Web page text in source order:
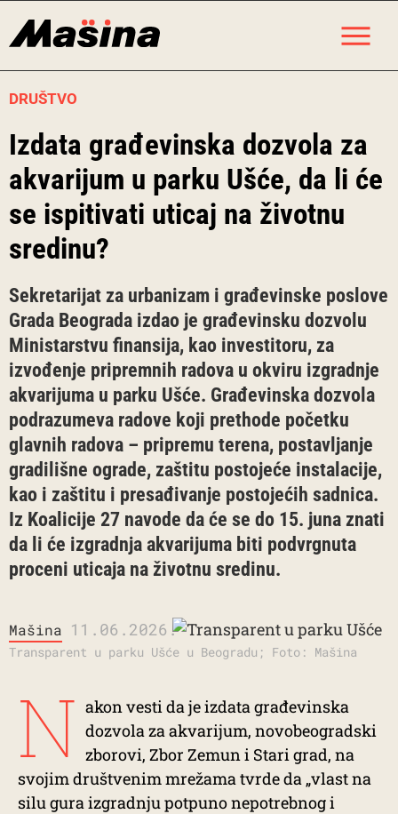
DRUŠTVO
Izdata građevinska dozvola za
akvarijum u parku Ušće, da li će
se ispitivati uticaj na životnu
sredinu?
Sekretarijat za urbanizam i građevinske poslove
Grada Beograda izdao je građevinsku dozvolu
Ministarstvu finansija, kao investitoru, za
izvođenje pripremnih radova u okviru izgradnje
akvarijuma u parku Ušće. Građevinska dozvola
podrazumeva radove koji prethode početku
glavnih radova – pripremu terena, postavljanje
gradilišne ograde, zaštitu postojeće instalacije,
kao i zaštitu i presađivanje postojećih sadnica.
Iz Koalicije 27 navode da će se do 15. juna znati
da li će izgradnja akvarijuma biti podvrgnuta
proceni uticaja na životnu sredinu.
Mašina 11.06.2026.
Transparent u parku Ušće u Beogradu; Foto: Mašina
N akon vesti da je izdata građevinska
dozvola za akvarijum, novobeogradski
zborovi, Zbor Zemun i Stari grad, na
svojim društvenim mrežama tvrde da „vlast na
silu gura izgradnju potpuno nepotrebnog i